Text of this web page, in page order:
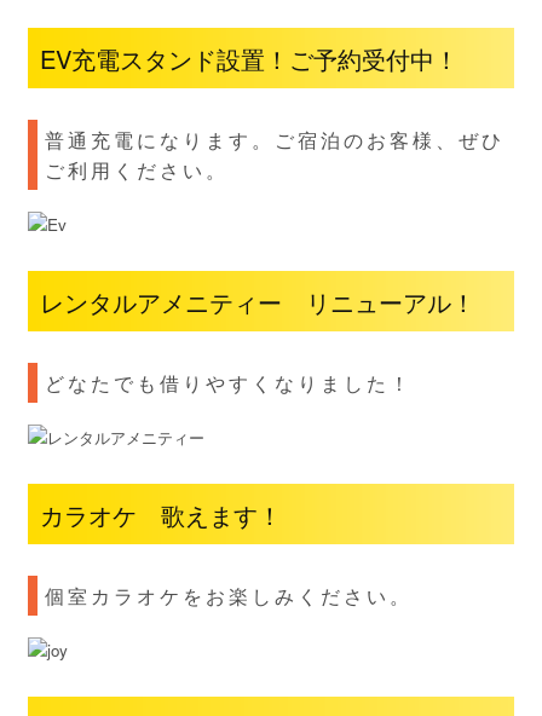
EV充電スタンド設置！ご予約受付中！
普通充電になります。ご宿泊のお客様、ぜひ
ご利用ください。
レンタルアメニティー リニューアル！
どなたでも借りやすくなりました！
カラオケ 歌えます！
個室カラオケをお楽しみください。